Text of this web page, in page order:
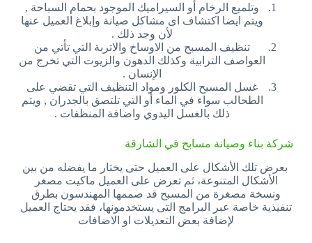
وتلميع الرخام أو السيراميك الموجود بحمام السباحة ,
ويتم ايضا اكتشاف اى مشاكل صيانة وإبلاغ العميل عنها
لأن وجد ذلك .
تنظيف المسبح من الاوساخ والاتربة التي تأتي من
العواصف الترابية وكذلك الدهون والزيوت التي تخرج من
الإنسان .
غسل المسبح الكلور ومواد التنظيف التي تقضي على
الطحالب سواء في الماء أو التي تلتصق بالجدران , ويتم
ذلك بالغسل اليدوي واضافة المنظفات .
شركة بناء وصيانة مسابح في الشارقة
بعرض تلك الأشكال على العميل حتى يختار ما يفضله من بين
الأشكال المتنوعة، ثم تعرض على العميل ماكيت مصغر
ونسخة مصغرة من المسبح قد صممها المهندسون بطرق
تنفيذية خاصة عبر البرامج التى يستخدمونها، فقد يحتاج العميل
لإضافة بعض التعديلات او الاضافات